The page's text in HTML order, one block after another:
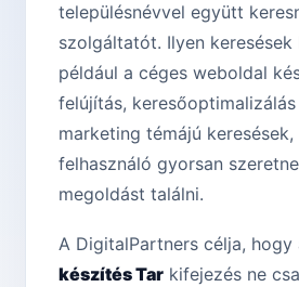
településnévvel együtt
szolgáltatót. Ilyen keresések
például a céges weboldal
felújítás,
marketing témájú keresések,
felhasználó gyorsan
megoldást találni.
A DigitalPartners célja, hogy
készítés Tar kifejezés ne